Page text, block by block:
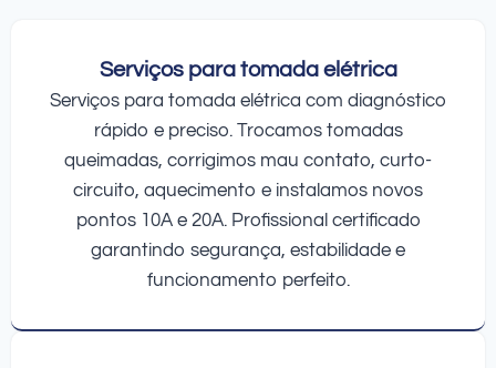
Serviços para tomada elétrica
Serviços para tomada elétrica com diagnóstico
rápido e preciso. Trocamos tomadas
queimadas, corrigimos mau contato, curto-
circuito, aquecimento e instalamos novos
pontos 10A e 20A. Profissional certificado
garantindo segurança, estabilidade e
funcionamento perfeito.